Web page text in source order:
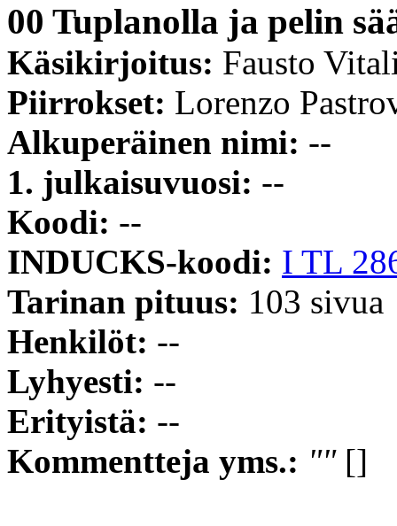
00 Tuplanolla ja pelin
Käsikirjoitus: Fausto
Piirrokset: Lorenzo
Alkuperäinen nimi: --
1. julkaisuvuosi: --
Koodi: --
INDUCKS-koodi: I TL
Tarinan pituus: 103 sivua
Henkilöt: --
Lyhyesti: --
Erityistä: --
Kommentteja yms.: ""[]